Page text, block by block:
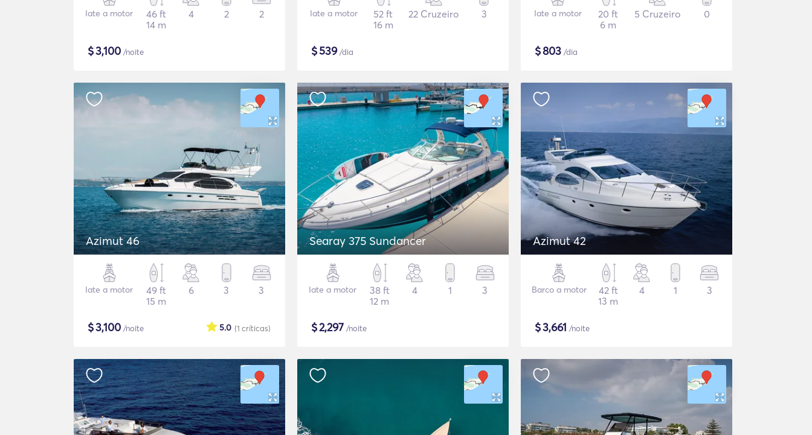
Iate a motor
46 ft
14 m
4 2 2
$3,100 /noite
Iate a motor
52 ft
16 m
22 Cruzeiro 3
$539/dia
Iate a motor
20 ft
6 m
5 Cruzeiro 0
$803 /dia
Azimut 46
Iate a motor
49 ft
15 m
6 3 3
$3,100 /noite (1 críticas)
5.0
Searay 375 Sundancer
Iate a motor
38 ft
12 m
4 1 3
$2,297 /noite
Azimut 42
Barco a motor
42 ft
13 m
4 1 3
$3,661 /noite